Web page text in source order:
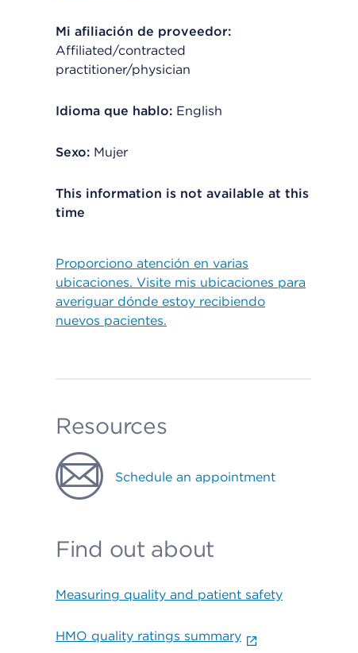
Mi afiliación de proveedor:
Affiliated/contracted
practitioner/physician
Idioma que hablo: English
Sexo: Mujer
This information is not available at this
time
Proporciono atención en varias
ubicaciones. Visite mis ubicaciones para
averiguar dónde estoy recibiendo
nuevos pacientes.
Resources
Schedule an appointment
Find out about
Measuring quality and patient safety
HMO quality ratings summary